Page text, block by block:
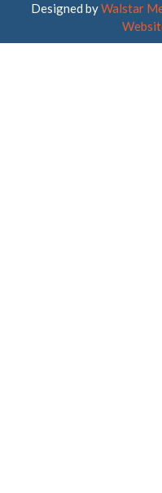
Designed byWalstar